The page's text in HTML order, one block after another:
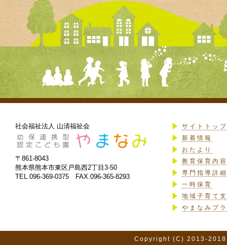
社会福祉法人 山清福祉会
〒861-8043
熊本県熊本市東区戸島西2丁目3-50
TEL.096-369-0375 FAX.096-365-8293
サイトトップ
新着情報
おたより
教育保育内
専門指導詳細
一時保育
地域子育て
やまなみプ
Copyright (C) 2013-